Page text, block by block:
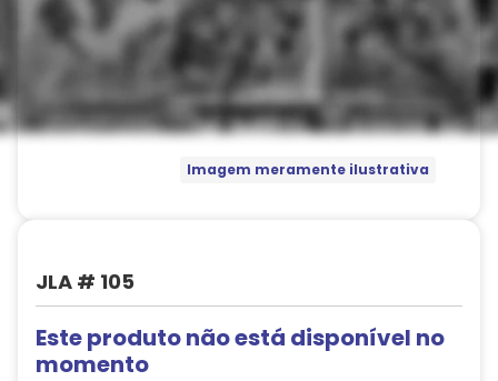
Imagem meramente ilustrativa
JLA # 105
Este produto não está disponível no
momento